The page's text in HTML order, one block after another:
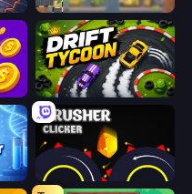
Leek Factory Tycoon
Drift Tycoon
Human Clicker: Grow Organs Crusher Clicker